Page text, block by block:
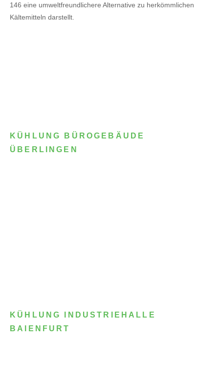
146 eine umweltfreundlichere Alternative zu herkömmlichen
Kältemitteln darstellt.
KÜHLUNG BÜROGEBÄUDE
ÜBERLINGEN
KÜHLUNG INDUSTRIEHALLE
BAIENFURT